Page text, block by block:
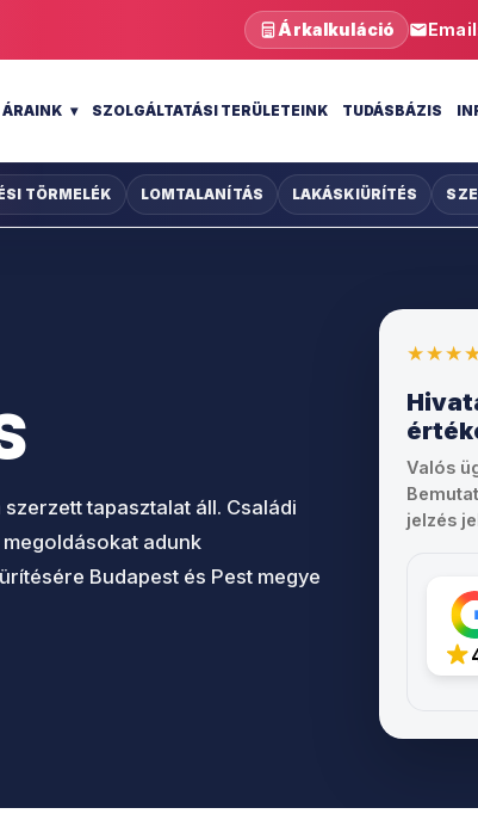
Árkalkuláció
ÁRAINK SZOLGÁLTATÁSI TERÜLETEINK TUDÁSBÁZIS
TÖRMELÉK LOMTALANÍTÁS LAKÁSKIÜRÍTÉS
tapasztalat áll. Családi
adunk
Budapest és Pest megye
Valós
jelzés